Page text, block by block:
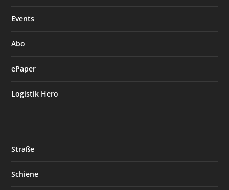
Events
Abo
ePaper
Logistik Hero
Straße
Schiene